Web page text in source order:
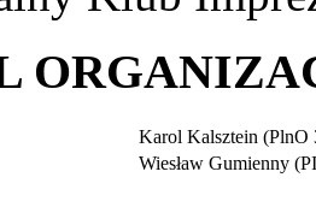
Karol Kalsztein (PlnO
Wiesław Gumienny